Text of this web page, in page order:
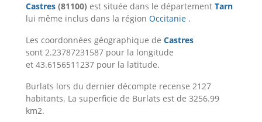
Castres (81100) est située dans le département Tarn
lui même inclus dans la région Occitanie .
Les coordonnées géographique de Castres
sont 2.23787231587 pour la longitude
et 43.6156511237 pour la latitude.
Burlats lors du dernier décompte recense 2127
habitants. La superficie de Burlats est de 3256.99
km2.